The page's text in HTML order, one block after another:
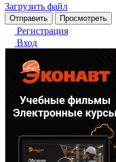
Загрузить файл
Регистрация
Вход